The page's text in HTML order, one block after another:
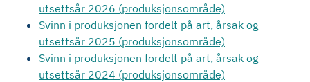
utsettsår 2026 (produksjonsområde)
Svinn i produksjonen fordelt på art, årsak og
utsettsår 2025 (produksjonsområde)
Svinn i produksjonen fordelt på art, årsak og
utsettsår 2024 (produksjonsområde)